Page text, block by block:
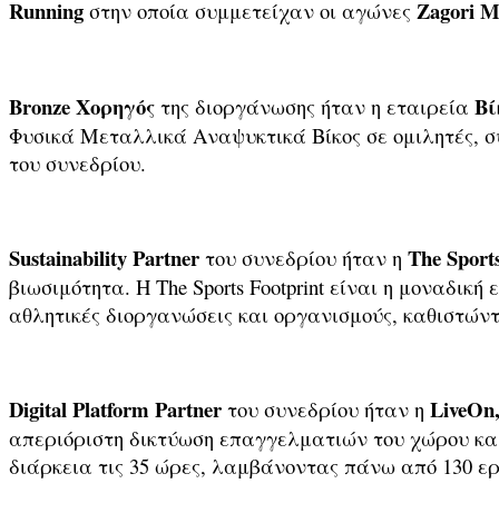
Running στην οποία συμμετείχαν οι αγώνες Zagori
Bronze Χορηγός της διοργάνωσης ήταν η εταιρεία
Φυσικά Μεταλλικά Αναψυκτικά Βίκος σε ομιλητές,
του συνεδρίου.
Sustainability Partner του συνεδρίου ήταν η The
βιωσιμότητα. Η The Sports Footprint είναι η
αθλητικές διοργανώσεις και οργανισμούς,
Digital Platform Partner του συνεδρίου ήταν η LiveOn,
απεριόριστη δικτύωση επαγγελματιών του χώρου
διάρκεια τις 35 ώρες, λαμβάνοντας πάνω από 130